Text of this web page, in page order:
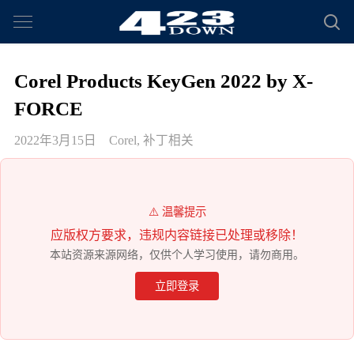
Corel Products KeyGen 2022 by X-
FORCE
2022年3月15日 Corel, 补丁相关
⚠️ 温馨提示
应版权方要求，违规内容链接已处理或移除！
本站资源来源网络，仅供个人学习使用，请勿商用。
立即登录